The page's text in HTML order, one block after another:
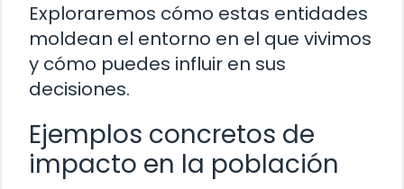
Exploraremos cómo estas entidades
moldean el entorno en el que vivimos
y cómo puedes influir en sus
decisiones.
Ejemplos concretos de
impacto en la población